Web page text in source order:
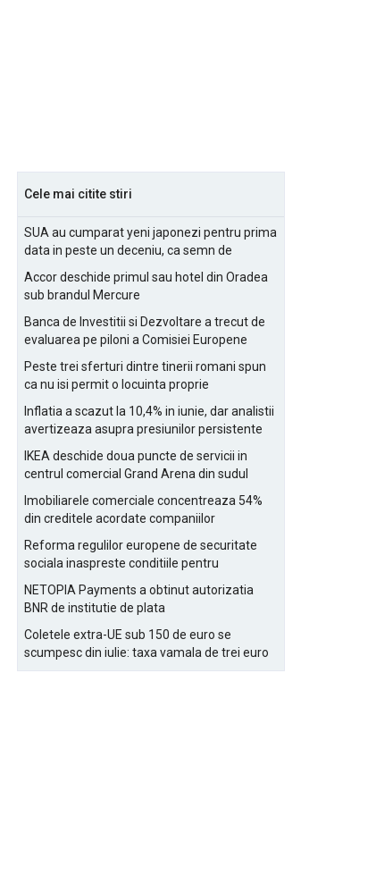
Cele mai citite stiri
SUA au cumparat yeni japonezi pentru prima
data in peste un deceniu, ca semn de
Accor deschide primul sau hotel din Oradea
sub brandul Mercure
Banca de Investitii si Dezvoltare a trecut de
evaluarea pe piloni a Comisiei Europene
Peste trei sferturi dintre tinerii romani spun
ca nu isi permit o locuinta proprie
Inflatia a scazut la 10,4% in iunie, dar analistii
avertizeaza asupra presiunilor persistente
IKEA deschide doua puncte de servicii in
centrul comercial Grand Arena din sudul
Imobiliarele comerciale concentreaza 54%
din creditele acordate companiilor
Reforma regulilor europene de securitate
sociala inaspreste conditiile pentru
NETOPIA Payments a obtinut autorizatia
BNR de institutie de plata
Coletele extra-UE sub 150 de euro se
scumpesc din iulie: taxa vamala de trei euro
pe articol, adaugata la taxa logistica